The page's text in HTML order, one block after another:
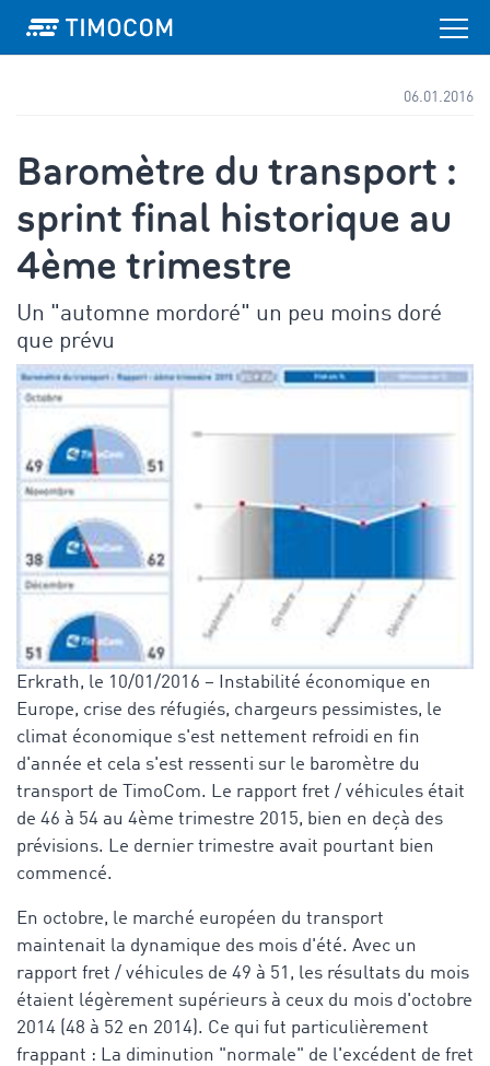
06.01.2016
Baromètre du transport :
sprint final historique au
4ème trimestre
Un "automne mordoré" un peu moins doré
que prévu
Erkrath, le 10/01/2016 – Instabilité économique en
Europe, crise des réfugiés, chargeurs pessimistes, le
climat économique s'est nettement refroidi en fin
d'année et cela s'est ressenti sur le baromètre du
transport de TimoCom. Le rapport fret / véhicules était
de 46 à 54 au 4ème trimestre 2015, bien en deçà des
prévisions. Le dernier trimestre avait pourtant bien
commencé.
En octobre, le marché européen du transport
maintenait la dynamique des mois d'été. Avec un
rapport fret / véhicules de 49 à 51, les résultats du mois
étaient légèrement supérieurs à ceux du mois d'octobre
2014 (48 à 52 en 2014). Ce qui fut particulièrement
frappant : La diminution "normale" de l'excédent de fret